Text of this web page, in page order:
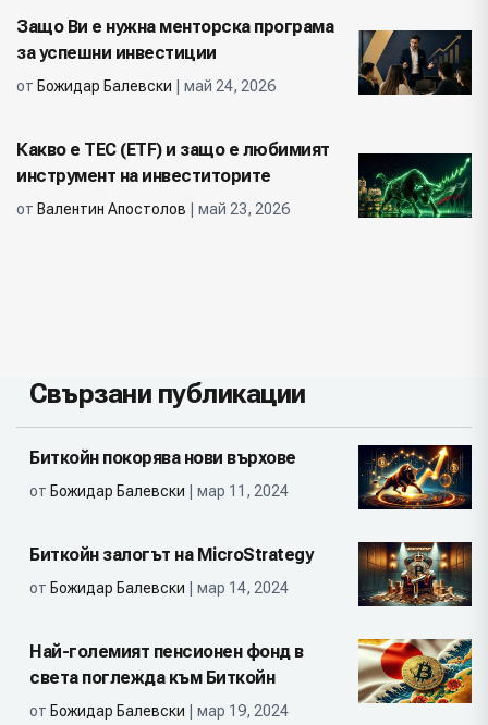
Защо Ви е нужна менторска програма
за успешни инвестиции
от Божидар Балевски | май 24, 2026
Какво е ТЕС (ETF) и защо е любимият
инструмент на инвеститорите
от Валентин Апостолов | май 23, 2026
Свързани публикации
Биткойн покорява нови върхове
от Божидар Балевски | мар 11, 2024
Биткойн залогът на MicroStrategy
от Божидар Балевски | мар 14, 2024
Най-големият пенсионен фонд в
света поглежда към Биткойн
от Божидар Балевски | мар 19, 2024